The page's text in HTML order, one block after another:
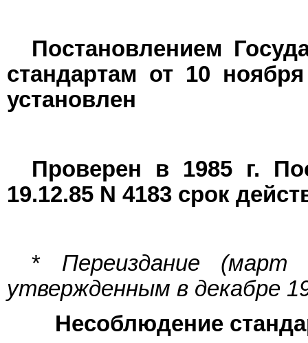
Постановлением
стандартам от 10
установлен
Проверен в 1985 г.
19.12.85 N 4183 срок
* Переиздание
утвержденным в декабре
Несоблюдение